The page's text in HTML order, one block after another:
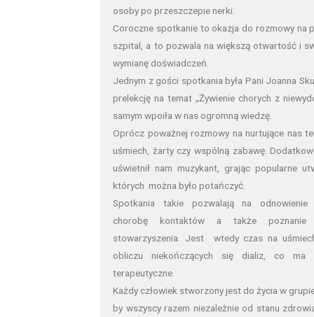
osoby po przeszczepie nerki.
Coroczne spotkanie to okazja do rozmowy na
szpital, a to pozwala na większą otwartość i
wymianę doświadczeń.
Jednym z gości spotkania była Pani Joanna
prelekcję na temat „Żywienie chorych z
samym wpoiła w nas ogromną wiedzę.
Oprócz poważnej rozmowy na nurtujące nas
uśmiech, żarty czy wspólną zabawę.
uświetnił nam muzykant, grając popularne
których można było potańczyć.
Spotkania takie pozwalają na odnowienie
chorobę kontaktów a także poznanie
stowarzyszenia. Jest wtedy czas na
obliczu niekończących się dializ, co ma
terapeutyczne.
Każdy człowiek stworzony jest do życia w
by wszyscy razem niezależnie od stanu